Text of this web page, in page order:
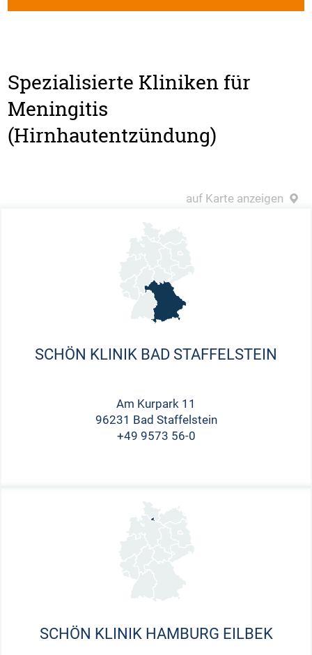
Spezialisierte Kliniken für
Meningitis
(Hirnhautentzündung)
auf Karte anzeigen
SCHÖN KLINIK BAD STAFFELSTEIN
Am Kurpark 11
96231 Bad Staffelstein
+49 9573 56-0
SCHÖN KLINIK HAMBURG EILBEK